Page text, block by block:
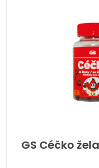
GS Céčko